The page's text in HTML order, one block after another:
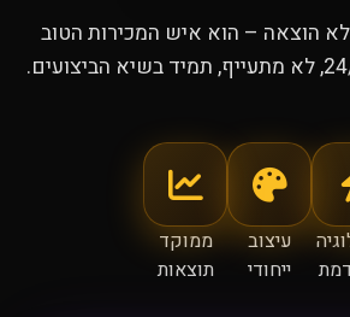
הוצאה – הוא איש המכירות הטוב
עיצוב
ייחודי
ממוקד
תוצאות